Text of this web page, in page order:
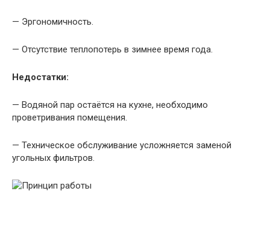
— Эргономичность.
— Отсутствие теплопотерь в зимнее время года.
Недостатки:
— Водяной пар остаётся на кухне, необходимо
проветривания помещения.
— Техническое обслуживание усложняется заменой
угольных фильтров.